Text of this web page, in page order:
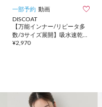
一部予約 動画 
DISCOAT
【万能インナー/リピータ多
数/3サイズ展開】吸水速乾カ
ップ付キャミソール
¥2,970